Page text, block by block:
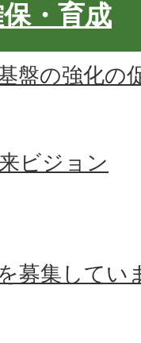
・育成
盤の強化
ビジョン
募集してい